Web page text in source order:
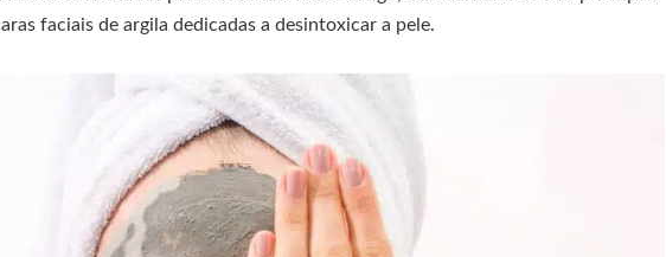
faciais de argila dedicadas a desintoxicar a pele.